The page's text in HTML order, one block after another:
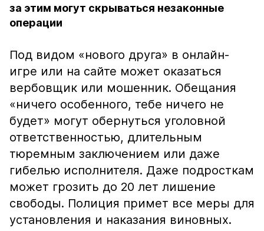
за этим могут скрываться незаконные
операции
Под видом «нового друга» в онлайн-
игре или на сайте может оказаться
вербовщик или мошенник. Обещания
«ничего особенного, тебе ничего не
будет» могут обернуться уголовной
ответственностью, длительным
тюремным заключением или даже
гибелью исполнителя. Даже подросткам
может грозить до 20 лет лишение
свободы. Полиция примет все меры для
установления и наказания виновных.